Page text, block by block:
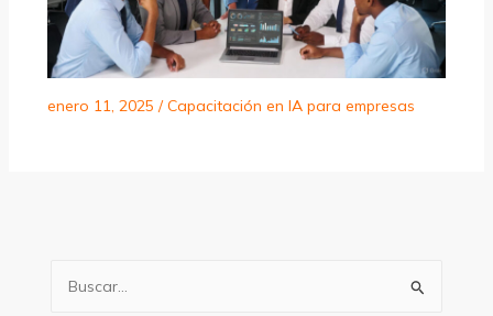
enero 11, 2025 /Capacitación en IA para empresas